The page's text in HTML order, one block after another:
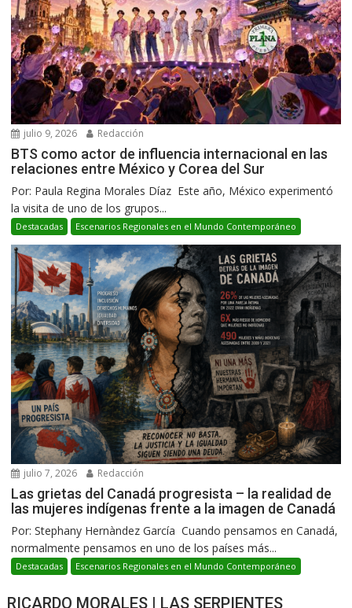
julio 9, 2026 Redacción
BTS como actor de influencia internacional en las
relaciones entre México y Corea del Sur
Por: Paula Regina Morales Díaz Este año, México experimentó
la visita de uno de los grupos...
Destacadas Escenarios Regionales en el Mundo Contemporáneo
julio 7, 2026 Redacción
Las grietas del Canadá progresista – la realidad de
las mujeres indígenas frente a la imagen de Canadá
Por: Stephany Hernàndez García Cuando pensamos en Canadá,
normalmente pensamos en uno de los países más...
Destacadas Escenarios Regionales en el Mundo Contemporáneo
RICARDO MORALES | LAS SERPIENTES